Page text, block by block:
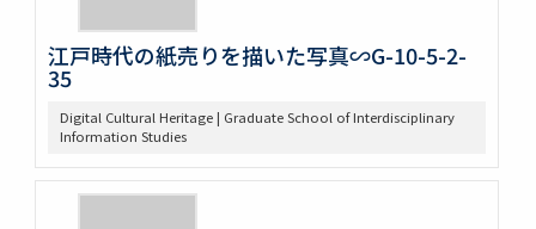
江戸時代の紙売りを描いた写真∽G-10-5-2-
35
Digital Cultural Heritage | Graduate School of Interdisciplinary
Information Studies